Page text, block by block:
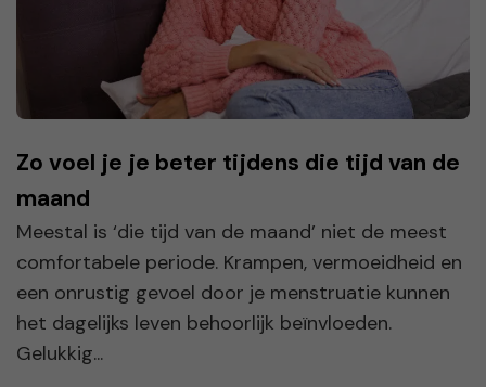
Zo voel je je beter tijdens die tijd van de
maand
Meestal is ‘die tijd van de maand’ niet de meest
comfortabele periode. Krampen, vermoeidheid en
een onrustig gevoel door je menstruatie kunnen
het dagelijks leven behoorlijk beïnvloeden.
Gelukkig...